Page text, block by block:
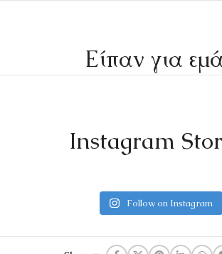
Είπαν για
Instagram
Follow on Instagram